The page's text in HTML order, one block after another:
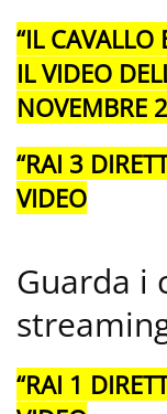
“IL CAVALLO
IL VIDEO
NOVEMBRE
“RAI 3
VIDEO
Guarda i
“RAI 1